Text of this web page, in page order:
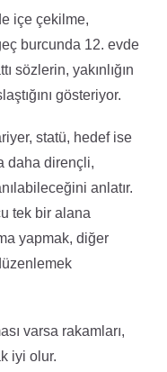
içe çekilme,
burcunda 12. evde
sözlerin, yakınlığın
gösteriyor.
statü, hedef ise
daha dirençli,
anlatır.
tek bir alana
yapmak, diğer
varsa rakamları,
iyi olur.